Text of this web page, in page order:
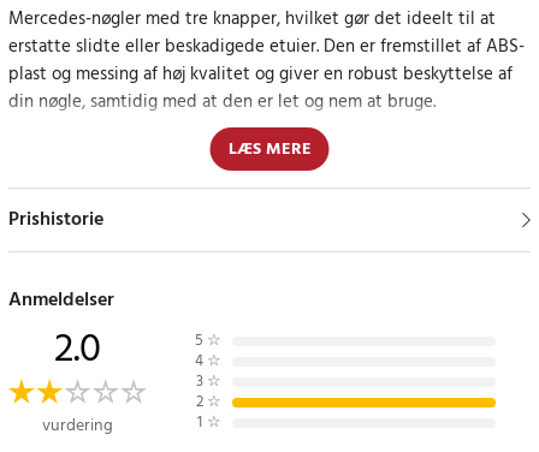
Mercedes-nøgler med tre knapper, hvilket gør det ideelt til at
erstatte slidte eller beskadigede etuier. Den er fremstillet af ABS-
plast og messing af høj kvalitet og giver en robust beskyttelse af
din nøgle, samtidig med at den er let og nem at bruge.
Nem installation og holdbart design
Nøgleskallen har en enkel og sikker pasform, der gør den nem at
- Materiale: ABS-plast og messing
- Vægt: 35 gram
- Passer til: Bilnøgler med tre knapper til Mercedes uden
batteridelen
LÆS MERE
Prishistorie
Anmeldelser
2.0
vurdering
5 ☆
4 ☆
3 ☆
2 ☆
1 ☆